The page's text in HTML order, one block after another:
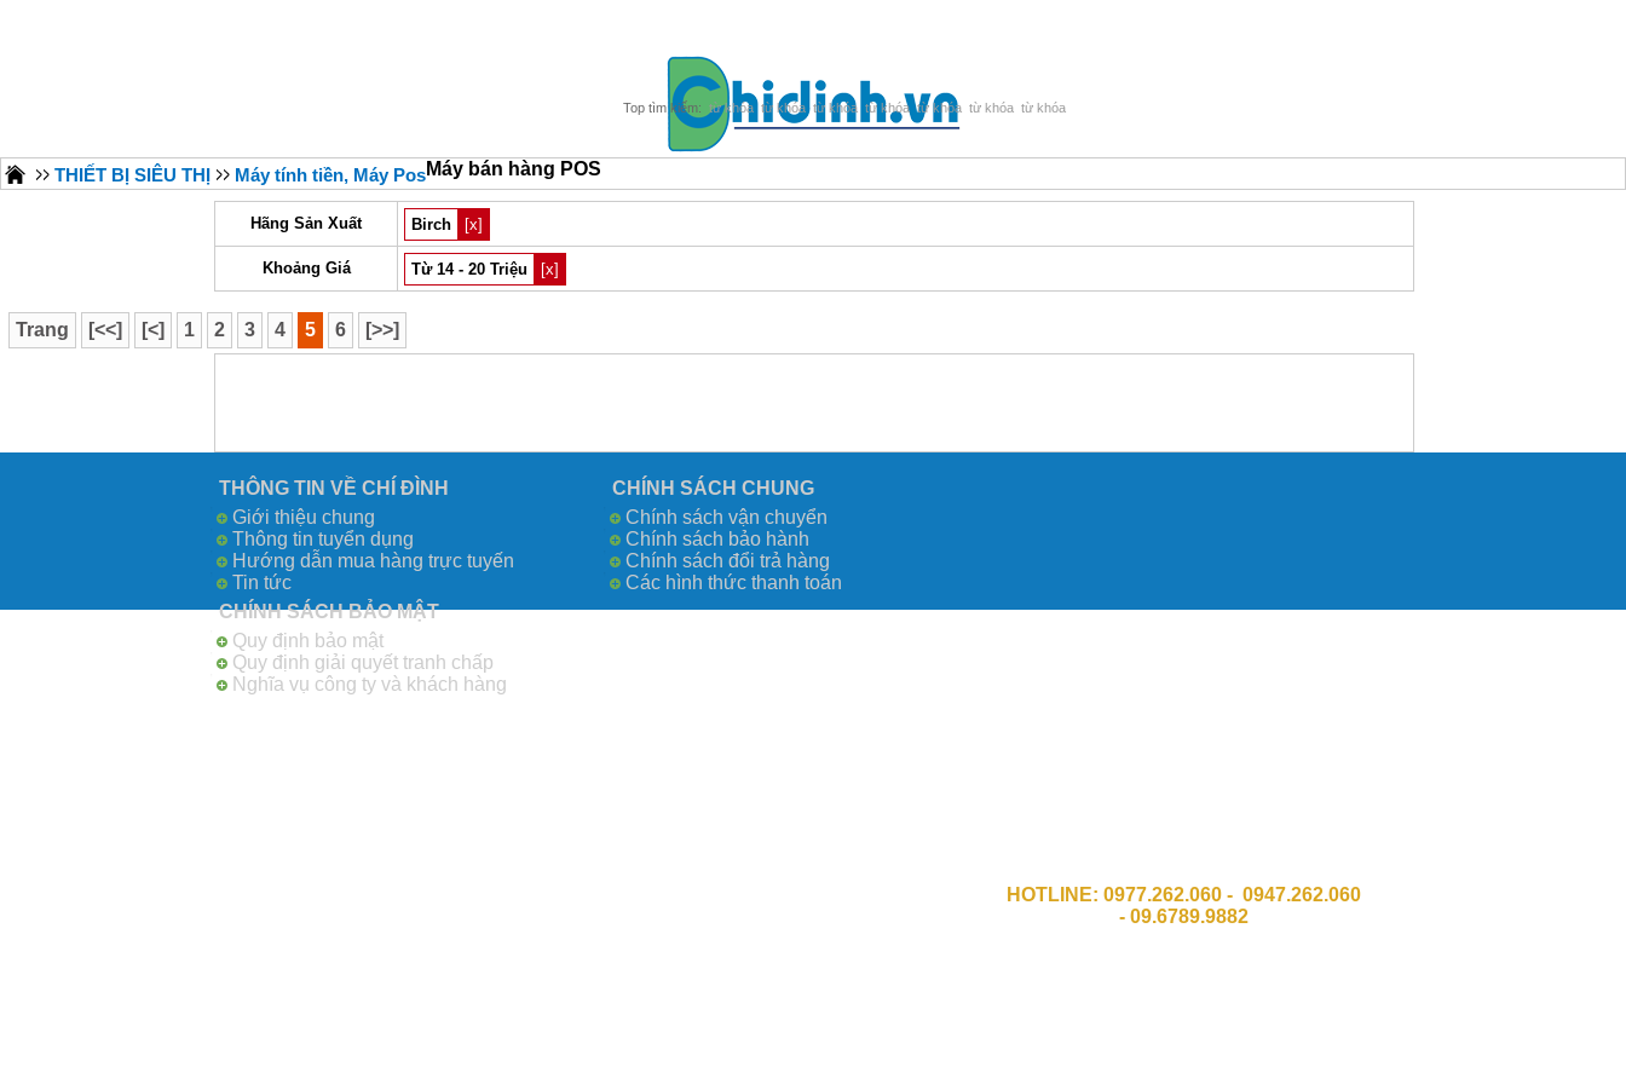
từ khóa từ khóa từ khóa từ khóa từ khóa từ khóa từ khóa
THIẾT BỊ SIÊU THỊ Máy tính tiền, Máy PosMáy bán hàng POS
Hãng Sản Xuất Birch [x]
Khoảng Giá Từ 14 - 20 Triệu [x]
Trang [<<] [<] 1 2 3 4 5 6 [>>]
THÔNG TIN VỀ CHÍ ĐÌNH
Giới thiệu chung
Thông tin tuyển dụng
Hướng dẫn mua hàng trực tuyến
Tin tức
CHÍNH SÁCH CHUNG
Chính sách vận chuyển
Chính sách bảo hành
Chính sách đổi trả hàng
Các hình thức thanh toán
CHÍNH SÁCH BẢO MẬT
Quy định bảo mật
Quy định giải quyết tranh chấp
Nghĩa vụ công ty và khách hàng
HOTLINE: 0977.262.060 - 0947.262.060
-09.6789.9882